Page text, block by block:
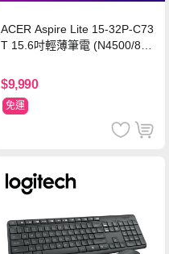
ACER Aspire Lite 15-32P-C73
T 15.6吋輕薄筆電 (N4500/8G/
$9,990
免運